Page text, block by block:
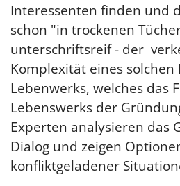
Interessenten finden und
schon "in trockenen
unterschriftsreif - der
Komplexität eines solchen
Lebenwerks, welches das
Lebenswerks der
Experten analysieren das
Dialog und zeigen
konfliktgeladener